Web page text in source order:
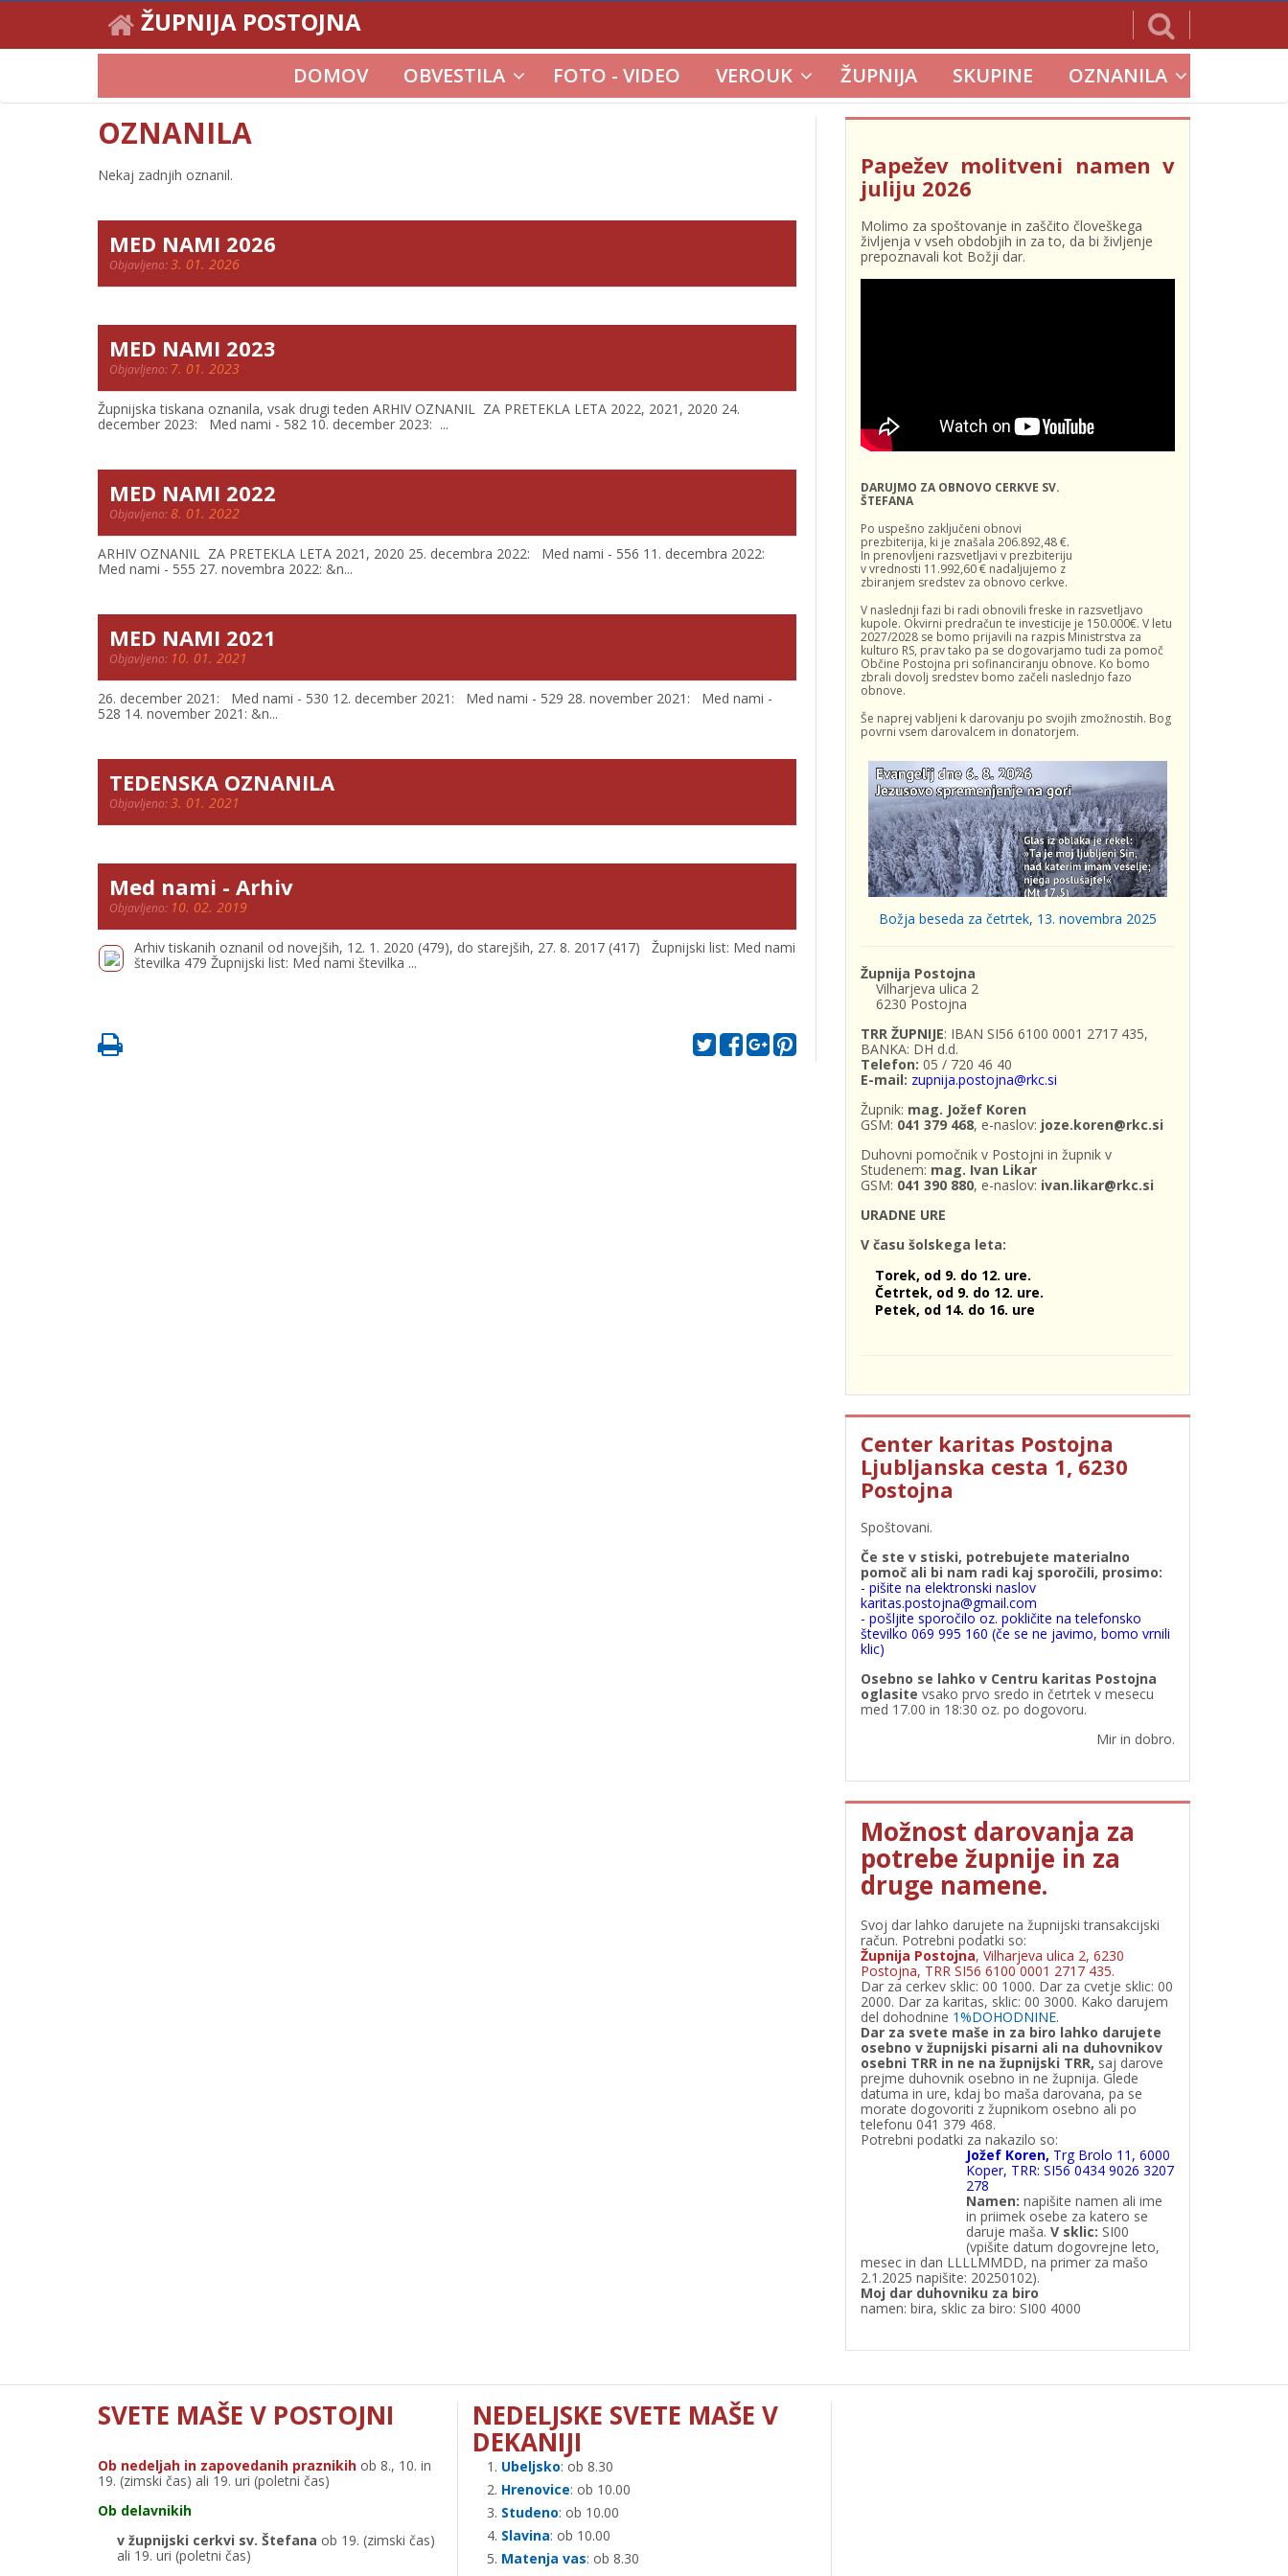
ŽUPNIJA POSTOJNA
DOMOV OBVESTILA FOTO - VIDEO VEROUK ŽUPNIJA SKUPINE OZNANILA
OZNANILA
Nekaj zadnjih oznanil.
MED NAMI 2026
Objavljeno:3. 01. 2026
MED NAMI 2023
Objavljeno: 7. 01. 2023
Župnijska tiskana oznanila, vsak drugi teden ARHIV OZNANIL ZA PRETEKLA LETA 2022, 2021, 2020 24.
december 2023: Med nami - 582 10. december 2023: ...
MED NAMI 2022
Objavljeno:8. 01. 2022
ARHIV OZNANIL ZA PRETEKLA LETA 2021, 2020 25. decembra 2022: Med nami - 556 11. decembra 2022:
Med nami - 555 27. novembra 2022: &n...
MED NAMI 2021
Objavljeno: 10. 01. 2021
26. december 2021: Med nami - 530 12. december 2021: Med nami - 529 28. november 2021: Med nami -
528 14. november 2021: &n...
TEDENSKA OZNANILA
Objavljeno:3. 01. 2021
Med nami - Arhiv
Objavljeno: 10. 02. 2019
Arhiv tiskanih oznanil od novejših, 12. 1. 2020 (479), do starejših, 27. 8. 2017 (417) Župnijski list: Med nami
številka 479 Župnijski list: Med nami številka ...
Papežev molitveni namen v
juliju 2026
Molimo za spoštovanje in zaščito človeškega
življenja v vseh obdobjih in za to, da bi življenje
prepoznavali kot Božji dar.
DARUJMO ZA OBNOVO CERKVE SV.
ŠTEFANA
Po uspešno zaključeni obnovi
prezbiterija, ki je znašala 206.892,48 €.
In prenovljeni razsvetljavi v prezbiteriju
v vrednosti 11.992,60 € nadaljujemo z
zbiranjem sredstev za obnovo cerkve.
V naslednji fazi bi radi obnovili freske in razsvetljavo
kupole. Okvirni predračun te investicije je 150.000€. V letu
2027/2028 se bomo prijavili na razpis Ministrstva za
kulturo RS, prav tako pa se dogovarjamo tudi za pomoč
Občine Postojna pri sofinanciranju obnove. Ko bomo
zbrali dovolj sredstev bomo začeli naslednjo fazo
obnove.
Še naprej vabljeni k darovanju po svojih zmožnostih. Bog
povrni vsem darovalcem in donatorjem.
Božja beseda za četrtek, 13. novembra 2025
Župnija Postojna
Vilharjeva ulica 2
6230 Postojna
TRR ŽUPNIJE: IBAN SI56 6100 0001 2717 435,
BANKA: DH d.d.
Telefon: 05 / 720 46 40
E-mail: zupnija.postojna@rkc.si
Župnik: mag. Jožef Koren
GSM: 041 379 468, e-naslov: joze.koren@rkc.si
Duhovni pomočnik v Postojni in župnik v
Studenem: mag. Ivan Likar
GSM: 041 390 880, e-naslov: ivan.likar@rkc.si
URADNE URE
V času šolskega leta:
Torek, od 9. do 12. ure.
Četrtek, od 9. do 12. ure.
Petek, od 14. do 16. ure
Center karitas Postojna
Ljubljanska cesta 1, 6230
Postojna
Spoštovani.
Če ste v stiski, potrebujete materialno
pomoč ali bi nam radi kaj sporočili, prosimo:
- pišite na elektronski naslov
karitas.postojna@gmail.com
- pošljite sporočilo oz. pokličite na telefonsko
številko 069 995 160 (če se ne javimo, bomo vrnili
klic)
Osebno se lahko v Centru karitas Postojna
oglasite vsako prvo sredo in četrtek v mesecu
med 17.00 in 18:30 oz. po dogovoru.
Mir in dobro.
Možnost darovanja za
potrebe župnije in za
druge namene.
Svoj dar lahko darujete na župnijski transakcijski
račun. Potrebni podatki so:
Župnija Postojna, Vilharjeva ulica 2, 6230
Postojna, TRR SI56 6100 0001 2717 435.
Dar za cerkev sklic: 00 1000. Dar za cvetje sklic: 00
2000. Dar za karitas, sklic: 00 3000. Kako darujem
del dohodnine 1%DOHODNINE.
Dar za svete maše in za biro lahko darujete
osebno v župnijski pisarni ali na duhovnikov
osebni TRR in ne na župnijski TRR, saj darove
prejme duhovnik osebno in ne župnija. Glede
datuma in ure, kdaj bo maša darovana, pa se
morate dogovoriti z župnikom osebno ali po
telefonu 041 379 468.
Potrebni podatki za nakazilo so:
Jožef Koren, Trg Brolo 11, 6000
Koper, TRR: SI56 0434 9026 3207
278
Namen: napišite namen ali ime
in priimek osebe za katero se
daruje maša. V sklic: SI00
(vpišite datum dogovrejne leto,
mesec in dan LLLLMMDD, na primer za mašo
2.1.2025 napišite: 20250102).
Moj dar duhovniku za biro
namen: bira, sklic za biro: SI00 4000
SVETE MAŠE V POSTOJNI
Ob nedeljah in zapovedanih praznikih ob 8., 10. in
19. (zimski čas) ali 19. uri (poletni čas)
Ob delavnikih
v župnijski cerkvi sv. Štefana ob 19. (zimski čas)
ali 19. uri (poletni čas)
NEDELJSKE SVETE MAŠE V
DEKANIJI
Ubeljsko: ob 8.30
Hrenovice: ob 10.00
Studeno: ob 10.00
Slavina: ob 10.00
Matenja vas: ob 8.30